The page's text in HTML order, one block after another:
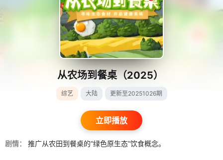
从农场到餐桌（2025）
综艺 大陆 更新至20251026期
立即播放
剧情： 推广从农田到餐桌的“绿色原生态”饮食概念。